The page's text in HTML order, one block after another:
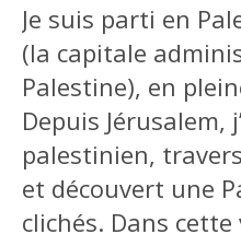
Je suis parti en
(la capitale
Palestine), en
Depuis Jérusalem,
palestinien,
et découvert une
clichés. Dans